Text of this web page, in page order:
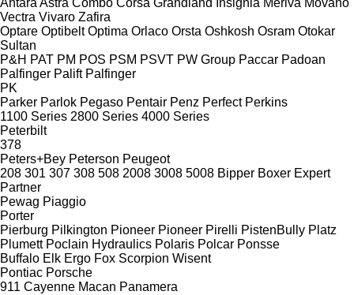
Vectra Vivaro Zafira
Optare Optibelt Optima Orlaco Orsta Oshkosh Osram Otokar
Sultan
P&H PAT PM POS PSM PSVT PW Group Paccar Padoan
Palfinger Palift Palfinger
PK
Parker Parlok Pegaso Pentair Penz Perfect Perkins
1100 Series 2800 Series 4000 Series
Peterbilt
378
Peters+Bey Peterson Peugeot
208 301 307 308 508 2008 3008 5008 Bipper Boxer Expert
Partner
Pewag Piaggio
Porter
Pierburg Pilkington Pioneer Pioneer Pirelli PistenBully Platz
Plumett Poclain Hydraulics Polaris Polcar Ponsse
Buffalo Elk Ergo Fox Scorpion Wisent
Pontiac Porsche
911 Cayenne Macan Panamera